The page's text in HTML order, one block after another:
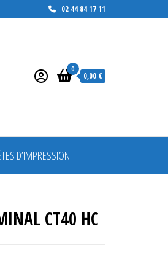
02 44 84 17 11
0
0,00 €
D’IMPRESSION
CT40 HC